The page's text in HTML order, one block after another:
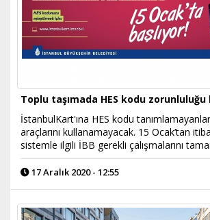
Toplu taşımada HES kodu zorunluluğu
İstanbulKart'ına HES kodu
araçlarını kullanamayacak. 15 Ocak’tan
sistemle ilgili İBB gerekli çalışmalarını
17 Aralık 2020 - 12:55